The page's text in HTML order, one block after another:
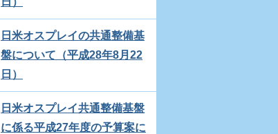
日米オスプレイの共通整備基
盤について（平成28年8月22
日）
日米オスプレイ共通整備基盤
に係る平成27年度の予算案に